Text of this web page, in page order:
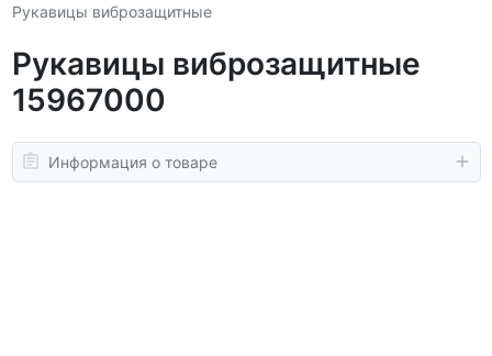
Рукавицы виброзащитные
Рукавицы виброзащитные
15967000
Информация о товаре